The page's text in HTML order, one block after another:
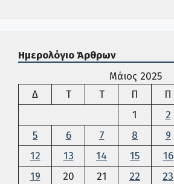
Ημερολόγιο Άρθρων
Μάιος 2025
ΔΔευτέρα
ΤΤρίτη ΤΤετάρτη
Π Πέμπτη
Π
1
2
5
6 7 8 9
12
13 14 15 16
19
20 21 22 23